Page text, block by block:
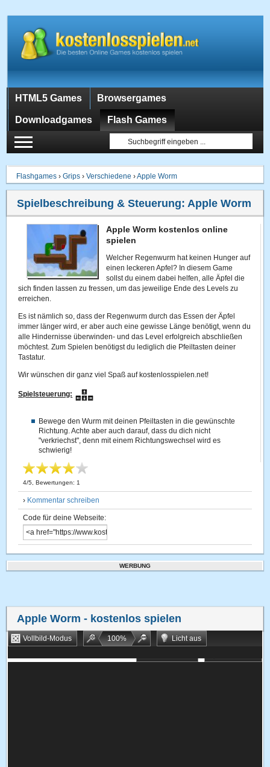
HTML5 Games Browsergames
Downloadgames Flash Games
Flashgames ›Grips ›Verschiedene ›Apple Worm
Spielbeschreibung & Steuerung:Apple Worm
Apple Worm kostenlos online
spielen
Welcher Regenwurm hat keinen Hunger auf
einen leckeren Apfel? In diesem Game
sollst du einem dabei helfen, alle Äpfel die
sich finden lassen zu fressen, um das jeweilige Ende des Levels zu
erreichen.
Es ist nämlich so, dass der Regenwurm durch das Essen der Äpfel
immer länger wird, er aber auch eine gewisse Länge benötigt, wenn du
alle Hindernisse überwinden- und das Level erfolgreich abschließen
möchtest. Zum Spielen benötigst du lediglich die Pfeiltasten deiner
Tastatur.
Wir wünschen dir ganz viel Spaß auf kostenlosspielen.net!
Spielsteuerung:
Bewege den Wurm mit deinen Pfeiltasten in die gewünschte
Richtung. Achte aber auch darauf, dass du dich nicht
"verkriechst", denn mit einem Richtungswechsel wird es
schwierig!
4/5 , Bewertungen: 1
› Kommentar schreiben
Code für deine Webseite:
WERBUNG
Apple Worm - kostenlos spielen
Vollbild-Modus 100%
Licht aus